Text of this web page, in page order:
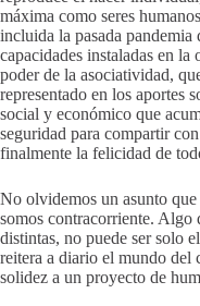
máxima como seres
incluida la pasada
capacidades instaladas en
poder de la asociatividad,
representado en los aportes
social y económico que
seguridad para compartir
finalmente la felicidad de
No olvidemos un asunto
somos contracorriente. Algo
distintas, no puede ser solo
reitera a diario el mundo del
solidez a un proyecto de